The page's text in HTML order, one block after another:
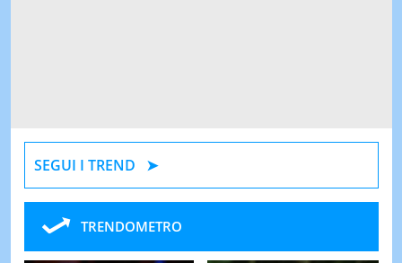
SEGUI I TREND
TRENDOMETRO